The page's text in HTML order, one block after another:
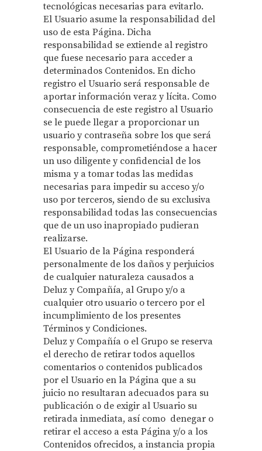
tecnológicas necesarias para evitarlo.
El Usuario asume la responsabilidad del
uso de esta Página. Dicha
responsabilidad se extiende al registro
que fuese necesario para acceder a
determinados Contenidos. En dicho
registro el Usuario será responsable de
aportar información veraz y lícita. Como
consecuencia de este registro al Usuario
se le puede llegar a proporcionar un
usuario y contraseña sobre los que será
responsable, comprometiéndose a hacer
un uso diligente y confidencial de los
misma y a tomar todas las medidas
necesarias para impedir su acceso y/o
uso por terceros, siendo de su exclusiva
responsabilidad todas las consecuencias
que de un uso inapropiado pudieran
realizarse.
El Usuario de la Página responderá
personalmente de los daños y perjuicios
de cualquier naturaleza causados a
Deluz y Compañía, al Grupo y/o a
cualquier otro usuario o tercero por el
incumplimiento de los presentes
Términos y Condiciones.
Deluz y Compañía o el Grupo se reserva
el derecho de retirar todos aquellos
comentarios o contenidos publicados
por el Usuario en la Página que a su
juicio no resultaran adecuados para su
publicación o de exigir al Usuario su
retirada inmediata, así como denegar o
retirar el acceso a esta Página y/o a los
Contenidos ofrecidos, a instancia propia